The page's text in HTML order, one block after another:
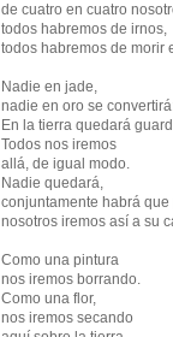
de cuatro en cuatro
todos habremos de irnos,
todos habremos de morir
Nadie en jade,
nadie en oro se
En la tierra quedará
Todos nos iremos
allá, de igual modo.
Nadie quedará,
conjuntamente habrá que
nosotros iremos así a su
Como una pintura
nos iremos borrando.
Como una flor,
nos iremos secando